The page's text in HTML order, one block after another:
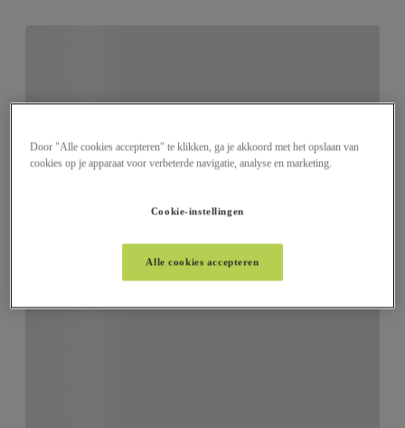
Door "Alle cookies accepteren" te klikken, ga je akkoord met het opslaan van
cookies op je apparaat voor verbeterde navigatie, analyse en marketing.
Cookie-instellingen
Alle cookies accepteren